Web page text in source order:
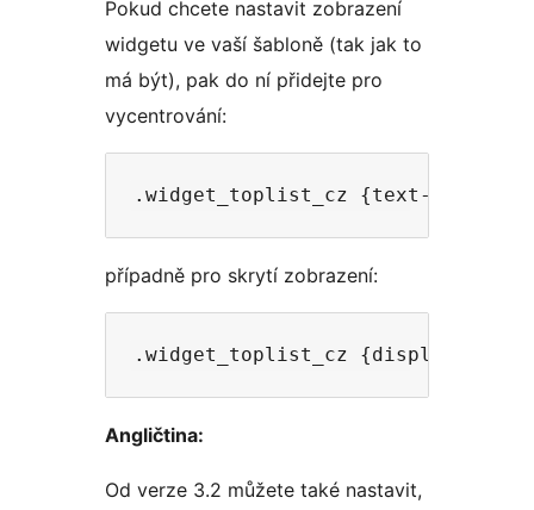
Pokud chcete nastavit zobrazení
widgetu ve vaší šabloně (tak jak to
má být), pak do ní přidejte pro
vycentrování:
případně pro skrytí zobrazení:
Angličtina:
Od verze 3.2 můžete také nastavit,